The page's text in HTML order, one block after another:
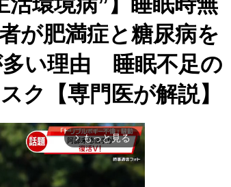
が肥満症と糖尿病を
い理由 睡眠不足の
ク【専門医が解説】
arrow_forward_ios もっと見る